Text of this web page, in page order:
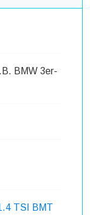
BMW 3er-
TSI BMT